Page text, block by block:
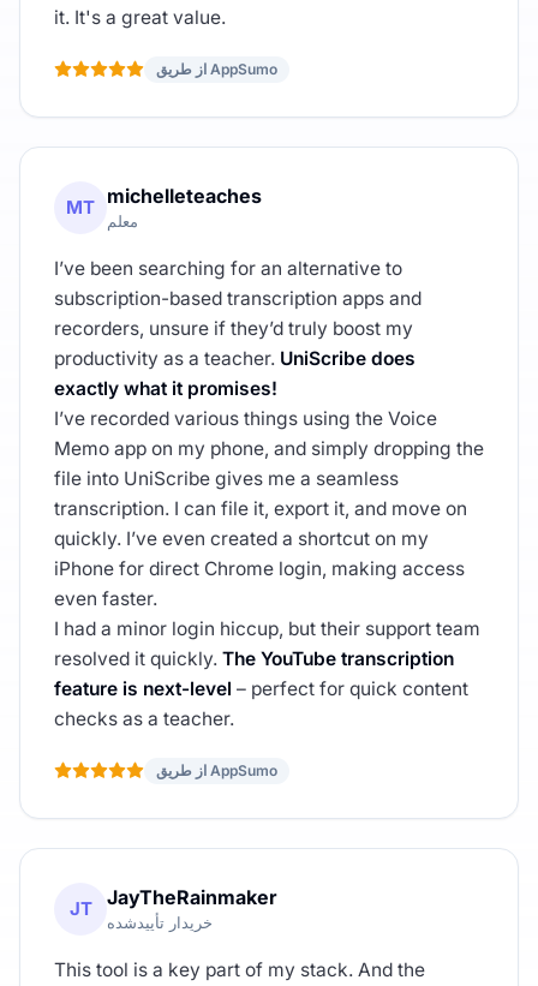
it. It's a great value.
از طریق AppSumo
MT michelleteaches
معلم
I’ve been searching for an alternative to
subscription-based transcription apps and
recorders, unsure if they’d truly boost my
productivity as a teacher. UniScribe does
exactly what it promises!
I’ve recorded various things using the Voice
Memo app on my phone, and simply dropping the
file into UniScribe gives me a seamless
transcription. I can file it, export it, and move on
quickly. I’ve even created a shortcut on my
iPhone for direct Chrome login, making access
even faster.
I had a minor login hiccup, but their support team
resolved it quickly. The YouTube transcription
feature is next-level – perfect for quick content
checks as a teacher.
از طریق AppSumo
JT JayTheRainmaker
خریدار تأییدشده
This tool is a key part of my stack. And the